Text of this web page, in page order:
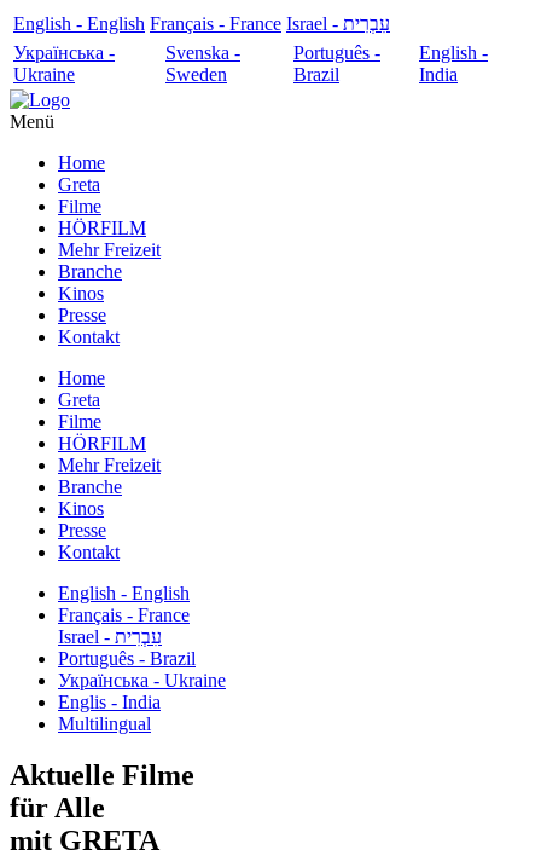
English - English Français - France
עִבְרִית - Israel
Українська -
Ukraine
Svenska -
Sweden
Português -
Brazil
English -
India
Menü
Home
Greta
Filme
HÖRFILM
Mehr Freizeit
Branche
Kinos
Presse
Kontakt
Home
Greta
Filme
HÖRFILM
Mehr Freizeit
Branche
Kinos
Presse
Kontakt
English - English
Français - France
עִבְרִית - Israel
Português - Brazil
Українська - Ukraine
Englis - India
Multilingual
Aktuelle Filme
für Alle
mit GRETA